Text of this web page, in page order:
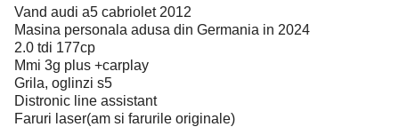
Vand audi a5 cabriolet 2012
Masina personala adusa din Germania in 2024
2.0 tdi 177cp
Mmi 3g plus +carplay
Grila, oglinzi s5
Distronic line assistant
Faruri laser(am si farurile originale)